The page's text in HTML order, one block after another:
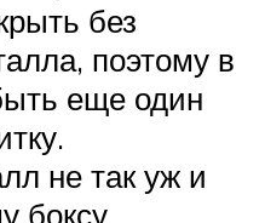
без
поэтому в
еще один
не так уж и
боксу